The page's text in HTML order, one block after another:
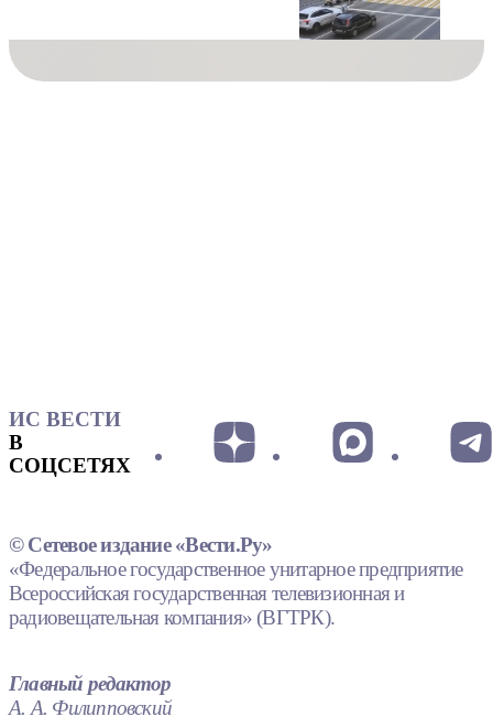
ИС ВЕСТИ
В
СОЦСЕТЯХ
© Сетевое издание «Вести.Ру»
«Федеральное государственное унитарное предприятие
Всероссийская государственная телевизионная и
радиовещательная компания» (ВГТРК).
Главный редактор
А. А. Филипповский